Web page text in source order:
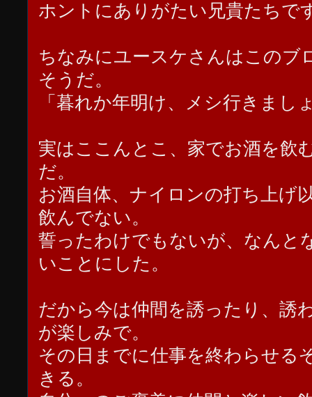
ホントにありがたい兄貴たちで
ちなみにユースケさんはこのブ
そうだ。
「暮れか年明け、メシ行きまし
実はここんとこ、家でお酒を飲
だ。
お酒自体、ナイロンの打ち上げ
飲んでない。
誓ったわけでもないが、なんと
いことにした。
だから今は仲間を誘ったり、誘
が楽しみで。
その日までに仕事を終わらせる
きる。